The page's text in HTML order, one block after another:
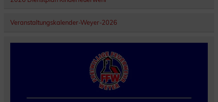
Veranstaltungskalender-Weyer-2026